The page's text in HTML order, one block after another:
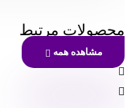
تجاری برای مشتریان بزرگ
را در پایگاه‌های داده قرار
محصولات مرتبط
مشاهده همه